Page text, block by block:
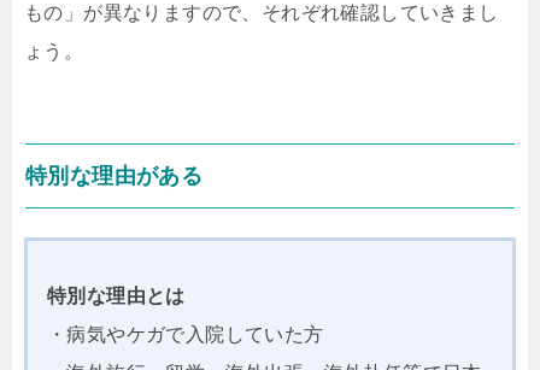
もの」が異なりますので、それぞれ確認していきまし
ょう。
特別な理由がある
特別な理由とは
・病気やケガで入院していた方